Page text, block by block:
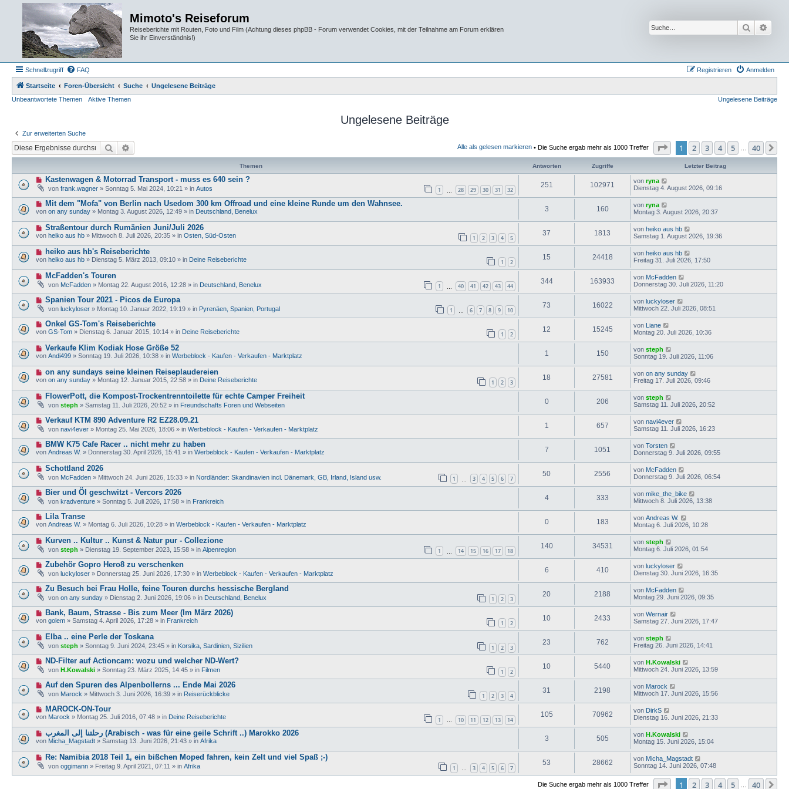
Mimoto's Reiseforum
Reiseberichte mit Routen, Foto und Film (Achtung dieses phpBB - Forum verwendet Cookies, mit der Teilnahme am Forum erklären
Sie ihr Einverständnis!)
Suche
Schnellzugriff FAQ Anmelden
Registrieren
Startseite Foren-Übersicht Suche
Ungelesene Beiträge
Unbeantwortete Themen
Aktive Themen Ungelesene Beiträge
Ungelesene Beiträge
Zur erweiterten Suche
Suche Alle als gelesen markieren • Die Suche ergab mehr als 1000 Treffer Seite von40
1 2 3 4 5 40
Themen Antworten Zugriffe Letzter Beitrag
N
u
e
B
e
t
a
g
Kastenwagen & Motorrad Transport - muss es 640 sein ?
von frank.wagner » Sonntag 5. Mai 2024, 10:21 » in Autos 1 28 29 30 31 32
251 102971 von ryna
Dienstag 4. August 2026, 09:16
N
e
u
e
B
e
t
a
g
Mit dem "Mofa" von Berlin nach Usedom 300 km Offroad und eine kleine Runde um den Wahnsee.
von on any sunday » Montag 3. August 2026, 12:49 » in Deutschland, Benelux 3 160 von ryna
Montag 3. August 2026, 20:37
N
e
u
e
B
e
t
r
a
g
Straßentour durch Rumänien Juni/Juli 2026
von heiko aus hb » Mittwoch 8. Juli 2026, 20:35 » in Osten, Süd-Osten 1 2 3 4 5
37 1813 von heiko aus hb
Samstag 1. August 2026, 19:36
N
e
u
e
B
e
t
r
a
g
heiko aus hb's Reiseberichte
von heiko aus hb » Dienstag 5. März 2013, 09:10 » in Deine Reiseberichte 1 2
15 24418 von heiko aus hb
Freitag 31. Juli 2026, 17:50
N
u
e
B
e
t
a
McFadden's Touren
von McFadden » Montag 22. August 2016, 12:28 » in Deutschland, Benelux 1 40 41 42 43 44
344 163933 von McFadden
Donnerstag 30. Juli 2026, 11:20
N
u
e
B
e
t
a
g
Spanien Tour 2021 - Picos de Europa
von luckyloser » Montag 10. Januar 2022, 19:19 » in Pyrenäen, Spanien, Portugal 1 6 7 8 9 10
73 16022 von luckyloser
Mittwoch 22. Juli 2026, 08:51
N
e
u
e
B
e
t
a
g
Onkel GS-Tom's Reiseberichte
von GS-Tom » Dienstag 6. Januar 2015, 10:14 » in Deine Reiseberichte 1 2
12 15245 von Liane
Montag 20. Juli 2026, 10:36
N
e
u
e
B
e
t
r
a
Verkaufe Klim Kodiak Hose Größe 52
von Andi499 » Sonntag 19. Juli 2026, 10:38 » in Werbeblock - Kaufen - Verkaufen - Marktplatz 1 150 von steph
Sonntag 19. Juli 2026, 11:06
N
e
u
e
B
e
t
r
a
g
on any sundays seine kleinen Reiseplaudereien
von on any sunday » Montag 12. Januar 2015, 22:58 » in Deine Reiseberichte 1 2 3
18 27581 von on any sunday
Freitag 17. Juli 2026, 09:46
N
u
e
B
e
t
a
g
FlowerPott, die Kompost-Trockentrenntoilette für echte Camper Freiheit
von steph » Samstag 11. Juli 2026, 20:52 » in Freundschafts Foren und Webseiten 0 206 von steph
Samstag 11. Juli 2026, 20:52
N
u
e
B
e
t
r
a
g
Verkauf KTM 890 Adventure R2 EZ28.09.21
von navi4ever » Montag 25. Mai 2026, 18:06 » in Werbeblock - Kaufen - Verkaufen - Marktplatz 1 657 von navi4ever
Samstag 11. Juli 2026, 16:23
N
e
u
e
B
e
t
r
a
g
BMW K75 Cafe Racer .. nicht mehr zu haben
von Andreas W. » Donnerstag 30. April 2026, 15:41 » in Werbeblock - Kaufen - Verkaufen - Marktplatz 7 1051 von Torsten
Donnerstag 9. Juli 2026, 09:55
N
u
e
B
e
t
a
g
Schottland 2026
von McFadden » Mittwoch 24. Juni 2026, 15:33 » in Nordländer: Skandinavien incl. Dänemark, GB, Irland, Island usw. 1 3 4 5 6 7
50 2556 von McFadden
Donnerstag 9. Juli 2026, 06:54
N
u
e
B
e
t
r
a
g
Bier und Öl geschwitzt - Vercors 2026
von kradventure » Sonntag 5. Juli 2026, 17:58 » in Frankreich 4 333 von mike_the_bike
Mittwoch 8. Juli 2026, 13:38
N
e
u
e
B
e
t
r
a
g
Lila Transe
von Andreas W. » Montag 6. Juli 2026, 10:28 » in Werbeblock - Kaufen - Verkaufen - Marktplatz 0 183 von Andreas W.
Montag 6. Juli 2026, 10:28
N
u
e
B
e
t
r
a
g
Kurven .. Kultur .. Kunst & Natur pur - Collezione
von steph » Dienstag 19. September 2023, 15:58 » in Alpenregion 1 14 15 16 17 18
140 34531 von steph
Montag 6. Juli 2026, 01:54
N
u
e
B
e
t
a
g
Zubehör Gopro Hero8 zu verschenken
von luckyloser » Donnerstag 25. Juni 2026, 17:30 » in Werbeblock - Kaufen - Verkaufen - Marktplatz 6 410 von luckyloser
Dienstag 30. Juni 2026, 16:35
N
u
e
B
e
t
r
a
g
Zu Besuch bei Frau Holle, feine Touren durchs hessische Bergland
von on any sunday » Dienstag 2. Juni 2026, 19:06 » in Deutschland, Benelux 1 2 3
20 2188 von McFadden
Montag 29. Juni 2026, 09:35
N
e
u
e
B
e
t
r
a
g
Bank, Baum, Strasse - Bis zum Meer (Im März 2026)
von golem » Samstag 4. April 2026, 17:28 » in Frankreich 1 2
10 2433 von Wernair
Samstag 27. Juni 2026, 17:47
N
u
e
B
e
t
r
a
g
Elba .. eine Perle der Toskana
von steph » Sonntag 9. Juni 2024, 23:45 » in Korsika, Sardinien, Sizilien 1 2 3
23 762 von steph
Freitag 26. Juni 2026, 14:41
N
u
e
B
e
t
a
g
ND-Filter auf Actioncam: wozu und welcher ND-Wert?
von H.Kowalski » Sonntag 23. März 2025, 14:45 » in Filmen 1 2
10 5440 von H.Kowalski
Mittwoch 24. Juni 2026, 13:59
N
u
e
B
e
t
a
g
Auf den Spuren des Alpenbollerns ... Ende Mai 2026
von Marock » Mittwoch 3. Juni 2026, 16:39 » in Reiserückblicke 1 2 3 4
31 2198 von Marock
Mittwoch 17. Juni 2026, 15:56
N
e
u
e
B
e
t
r
a
MAROCK-ON-Tour
von Marock » Montag 25. Juli 2016, 07:48 » in Deine Reiseberichte 1 … 10 11 12 13 14
105 70962 von DirkS
Dienstag 16. Juni 2026, 21:33
N
e
u
e
B
e
رحلتنا إلى المغرب (Arabisch - was für eine geile Schrift ..) Marokko 2026
von Micha_Magstadt » Samstag 13. Juni 2026, 21:43 » in Afrika 3 505 von H.Kowalski
Montag 15. Juni 2026, 15:04
N
u
e
Re: Namibia 2018 Teil 1, ein bißchen Moped fahren, kein Zelt und viel Spaß ;-)
von oggimann » Freitag 9. April 2021, 07:11 » in Afrika 1 … 3 4 5 6 7
53 28662 von Micha_Magstadt
Sonntag 14. Juni 2026, 07:48
Die Suche ergab mehr als 1000 Treffer Seite von40
1 2 3 4 5 40